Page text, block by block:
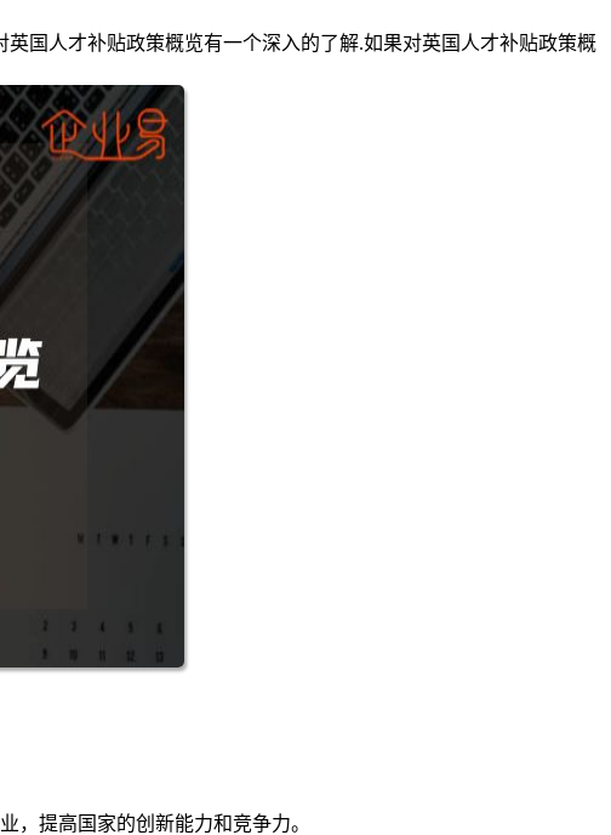
国人才补贴政策概览有一个深入的了解.如果对英国人才补贴政策概
，提高国家的创新能力和竞争力。